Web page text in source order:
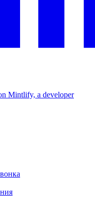
Mintlify, a developer